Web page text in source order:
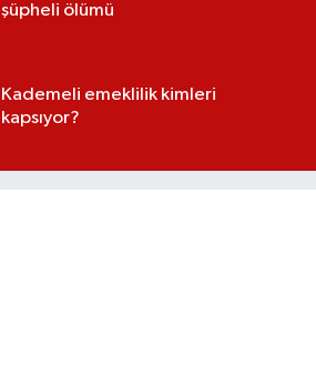
şüpheli ölümü
Kademeli emeklilik kimleri
kapsıyor?